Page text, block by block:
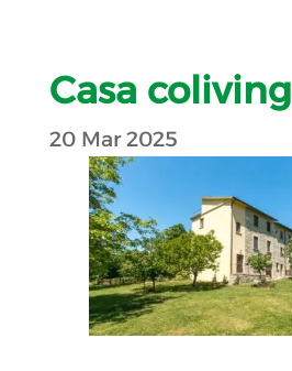
Casa coliving
20 Mar 2025